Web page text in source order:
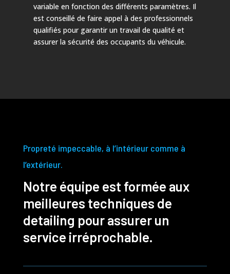
variable en fonction des différents paramètres. Il
est conseillé de faire appel à des professionnels
qualifiés pour garantir un travail de qualité et
assurer la sécurité des occupants du véhicule.
Propreté impeccable, à l’intérieur comme à
l’extérieur.
Notre équipe est formée aux
meilleures techniques de
detailing pour assurer un
service irréprochable.